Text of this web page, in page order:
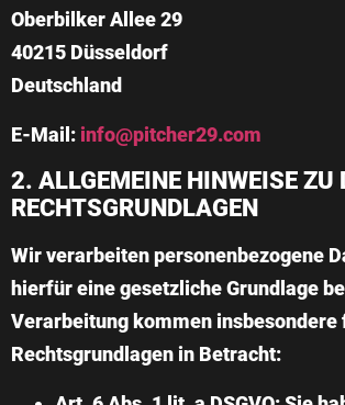
Oberbilker Allee 29
40215 Düsseldorf
Deutschland
E-Mail:info@pitcher29.com
2. ALLGEMEINE HINWEISE ZU
RECHTSGRUNDLAGEN
Wir verarbeiten personenbezogene
hierfür eine gesetzliche Grundlage
Verarbeitung kommen insbesondere
Rechtsgrundlagen in Betracht: